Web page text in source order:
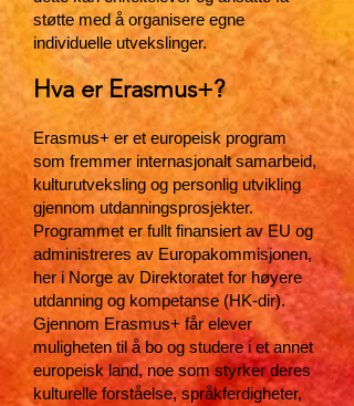
støtte med å organisere egne
individuelle utvekslinger.​
Hva er Erasmus+?
Erasmus+ er et europeisk program
som fremmer internasjonalt samarbeid,
kulturutveksling og personlig utvikling
gjennom utdanningsprosjekter.
Programmet er fullt finansiert av EU og
administreres av Europakommisjonen,
her i Norge av Direktoratet for høyere
utdanning og kompetanse (HK-dir).
Gjennom Erasmus+ får elever
muligheten til å bo og studere i et annet
europeisk land, noe som styrker deres
kulturelle forståelse, språkferdigheter,